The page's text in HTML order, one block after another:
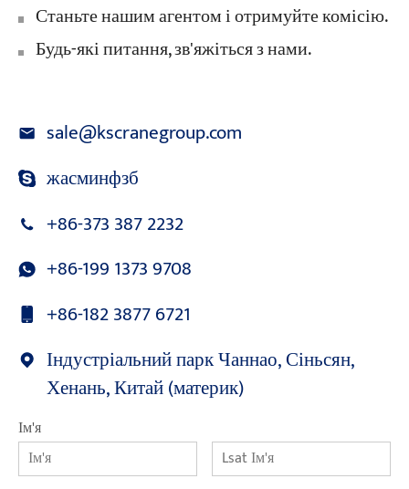
Станьте нашим агентом і отримуйте комісію.
Будь-які питання, зв'яжіться з нами.
sale@kscranegroup.com
жасминфзб
+86-373 387 2232
+86-199 1373 9708
+86-182 3877 6721
Індустріальний парк Чаннао, Сіньсян,
Хенань, Китай (материк)
Ім'я